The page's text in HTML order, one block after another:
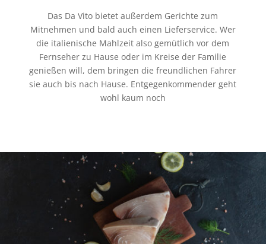
Das Da Vito bietet außerdem Gerichte zum
Mitnehmen und bald auch einen Lieferservice. Wer
die italienische Mahlzeit also gemütlich vor dem
Fernseher zu Hause oder im Kreise der Familie
genießen will, dem bringen die freundlichen Fahrer
sie auch bis nach Hause. Entgegenkommender geht
wohl kaum noch